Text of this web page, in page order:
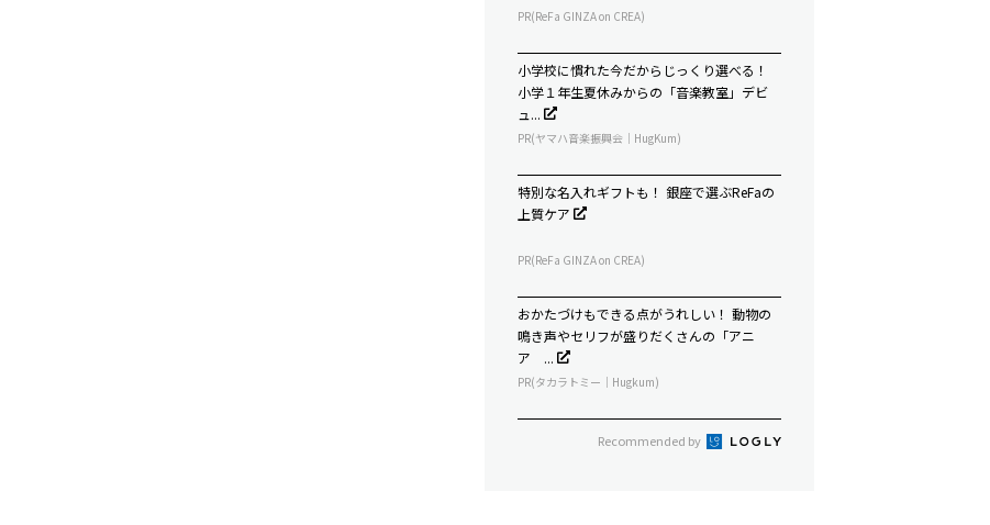
PR(ReFa GINZA on CREA)
小学校に慣れた今だからじっくり選べる！
小学１年生夏休みからの「音楽教室」デビ
ュ...
PR(ヤマハ音楽振興会｜HugKum)
特別な名入れギフトも！ 銀座で選ぶReFaの
上質ケア
PR(ReFa GINZA on CREA)
おかたづけもできる点がうれしい！ 動物の
鳴き声やセリフが盛りだくさんの「アニ
ア ...
PR(タカラトミー｜Hugkum)
Recommended by